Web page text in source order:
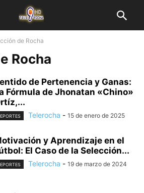
de Rocha
Rocha
de Pertenencia y Ganas:
Fórmula de Jhonatan «Chino»
Telerocha - 15 de enero de 2025
y Aprendizaje en el
El Caso de la Selección...
Telerocha - 19 de marzo de 2024